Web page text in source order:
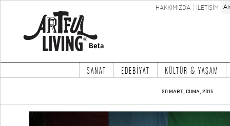
HAKKIMIZDA İLETİŞİM
SANAT EDEBİYAT KÜLTÜR & YAŞAM
20 MART, CUMA, 2015